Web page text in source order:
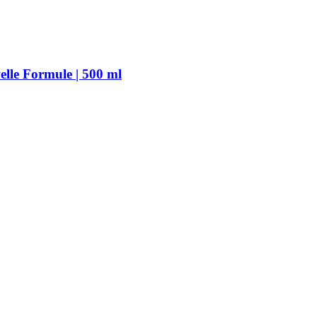
Formule | 500 ml